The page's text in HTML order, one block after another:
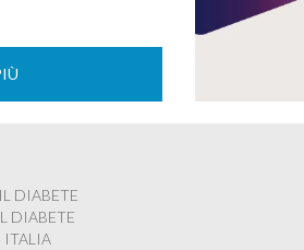
DIABETE
DIABETE
ITALIA